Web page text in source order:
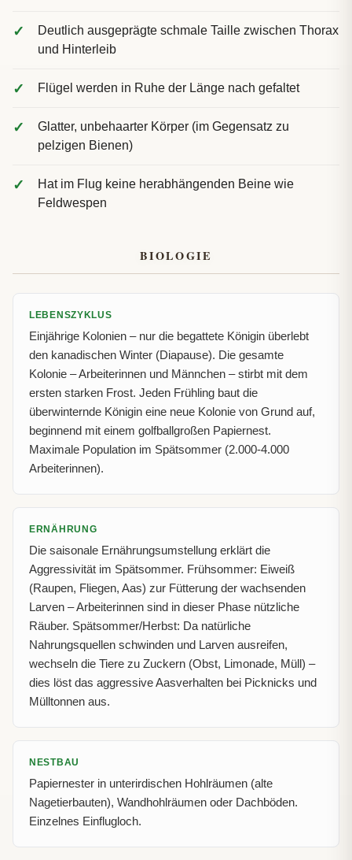
Deutlich ausgeprägte schmale Taille zwischen Thorax
und Hinterleib
Flügel werden in Ruhe der Länge nach gefaltet
Glatter, unbehaarter Körper (im Gegensatz zu
pelzigen Bienen)
Hat im Flug keine herabhängenden Beine wie
Feldwespen
BIOLOGIE
LEBENSZYKLUS
Einjährige Kolonien – nur die begattete Königin überlebt
den kanadischen Winter (Diapause). Die gesamte
Kolonie – Arbeiterinnen und Männchen – stirbt mit dem
ersten starken Frost. Jeden Frühling baut die
überwinternde Königin eine neue Kolonie von Grund auf,
beginnend mit einem golfballgroßen Papiernest.
Maximale Population im Spätsommer (2.000-4.000
Arbeiterinnen).
ERNÄHRUNG
Die saisonale Ernährungsumstellung erklärt die
Aggressivität im Spätsommer. Frühsommer: Eiweiß
(Raupen, Fliegen, Aas) zur Fütterung der wachsenden
Larven – Arbeiterinnen sind in dieser Phase nützliche
Räuber. Spätsommer/Herbst: Da natürliche
Nahrungsquellen schwinden und Larven ausreifen,
wechseln die Tiere zu Zuckern (Obst, Limonade, Müll) –
dies löst das aggressive Aasverhalten bei Picknicks und
Mülltonnen aus.
NESTBAU
Papiernester in unterirdischen Hohlräumen (alte
Nagetierbauten), Wandhohlräumen oder Dachböden.
Einzelnes Einflugloch.